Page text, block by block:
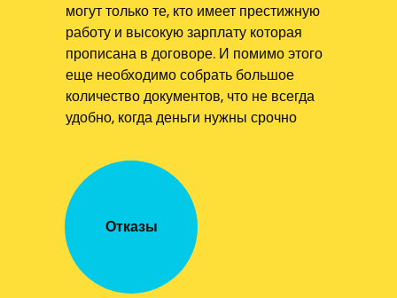
Отказы
могут только те, кто имеет престижную
работу и высокую зарплату которая
прописана в договоре. И помимо этого
еще необходимо собрать большое
количество документов, что не всегда
удобно, когда деньги нужны срочно